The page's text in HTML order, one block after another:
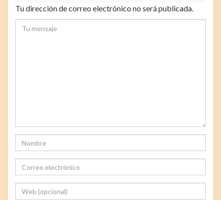
Tu dirección de correo electrónico no será publicada.